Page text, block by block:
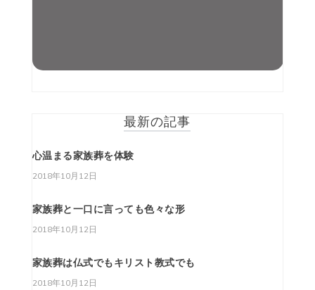
最新の記事
心温まる家族葬を体験
2018年10月12日
家族葬と一口に言っても色々な形
2018年10月12日
家族葬は仏式でもキリスト教式でも
2018年10月12日